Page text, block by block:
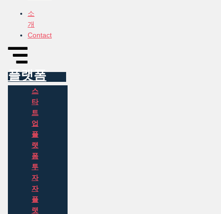
소
개
Contact
플랫폼
스
타
트
업
플
랫
폼
투
자
자
플
랫